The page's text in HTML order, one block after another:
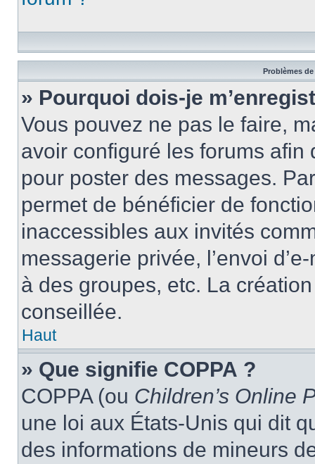
Problèmes
» Pourquoi dois-je
Vous pouvez ne pas le faire,
avoir configuré les forums afin
pour poster des messages.
permet de bénéficier de
inaccessibles aux invités
messagerie privée, l’envoi
à des groupes, etc. La
conseillée.
Haut
» Que signifie COPPA ?
COPPA (ou Children’s Online
une loi aux États-Unis qui dit
des informations de mineurs